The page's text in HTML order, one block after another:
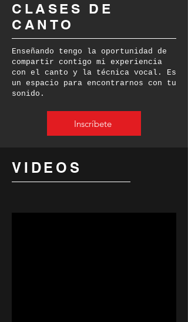
CLASES DE
CANTO
Enseñando tengo la oportunidad de
compartir contigo mi experiencia
con el canto y la técnica vocal. Es
un espacio para encontrarnos con tu
sonido.
Inscríbete
VIDEOS